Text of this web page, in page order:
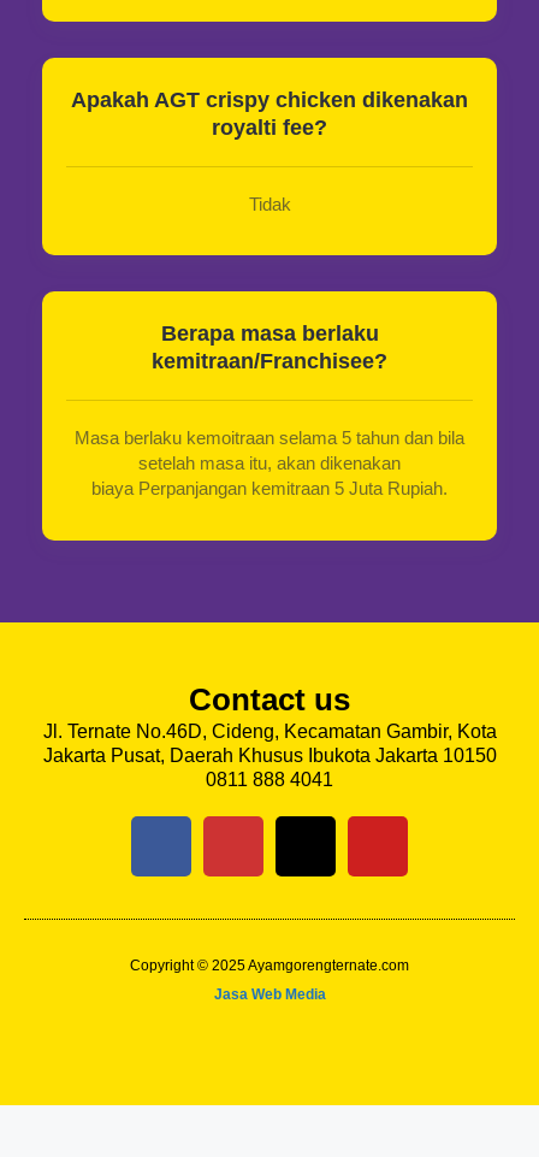
Apakah AGT crispy chicken dikenakan
royalti fee?
Tidak
Berapa masa berlaku
kemitraan/Franchisee?
Masa berlaku kemoitraan selama 5 tahun dan bila
setelah masa itu, akan dikenakan
biaya Perpanjangan kemitraan 5 Juta Rupiah.
Contact us
Jl. Ternate No.46D, Cideng, Kecamatan Gambir, Kota
Jakarta Pusat, Daerah Khusus Ibukota Jakarta 10150
0811 888 4041
Copyright © 2025 Ayamgorengternate.com
Jasa Web Media